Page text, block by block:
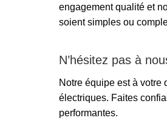
engagement qualité et
soient simples ou
N’hésitez pas à
Notre équipe est à
électriques. Faites
performantes.